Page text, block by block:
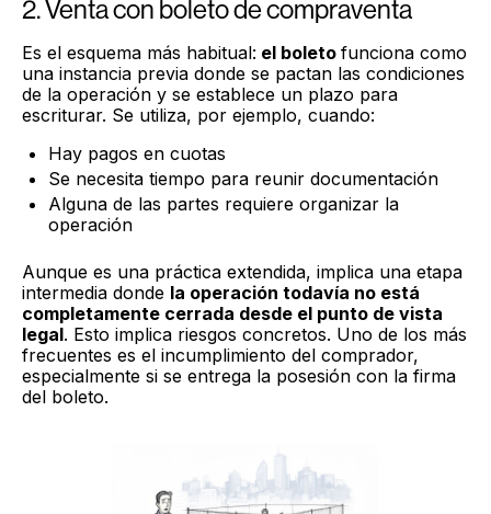
2. Venta con boleto de compraventa
Es el esquema más habitual: el boleto funciona como
una instancia previa donde se pactan las condiciones
de la operación y se establece un plazo para
escriturar. Se utiliza, por ejemplo, cuando:
Hay pagos en cuotas
Se necesita tiempo para reunir documentación
Alguna de las partes requiere organizar la
operación
Aunque es una práctica extendida, implica una etapa
intermedia donde la operación todavía no está
completamente cerrada desde el punto de vista
legal. Esto implica riesgos concretos. Uno de los más
frecuentes es el incumplimiento del comprador,
especialmente si se entrega la posesión con la firma
del boleto.